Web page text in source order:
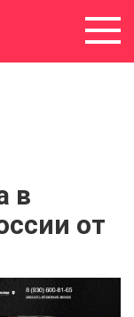
в
от